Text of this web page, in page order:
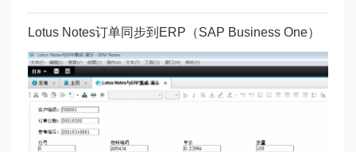
Lotus Notes订单同步到ERP（SAP Business One）